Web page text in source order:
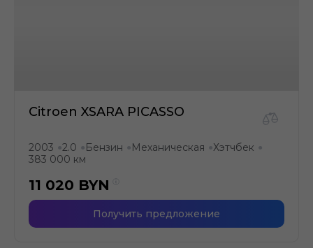
Citroen XSARA PICASSO
2003 ●2.0 ● Бензин ● Механическая ●Хэтчбек ●
383 000 км
11 020 BYN
Получить предложение